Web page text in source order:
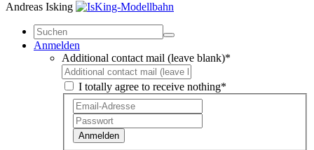
Andreas Isking
Anmelden
Additional contact mail (leave blank)*
I totally agree to receive nothing*
Anmelden